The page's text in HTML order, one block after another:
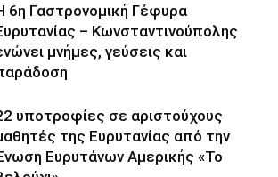
6η Γαστρονομική Γέφυρα
– Κωνσταντινούπολης
μνήμες, γεύσεις και
υποτροφίες σε αριστούχους
της Ευρυτανίας από την
Ευρυτάνων Αμερικής «Το